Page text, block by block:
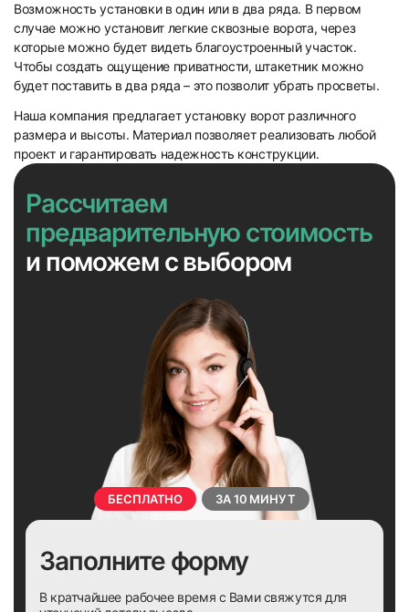
Возможность установки в один или в два ряда. В первом
случае можно установит легкие сквозные ворота, через
которые можно будет видеть благоустроенный участок.
Чтобы создать ощущение приватности, штакетник можно
будет поставить в два ряда – это позволит убрать просветы.
Наша компания предлагает установку ворот различного
размера и высоты. Материал позволяет реализовать любой
проект и гарантировать надежность конструкции.
БЕСПЛАТНО ЗА 10 МИНУТ
Рассчитаем
предварительную стоимость
и поможем с выбором
Заполните форму
В кратчайшее рабочее время с Вами свяжутся для